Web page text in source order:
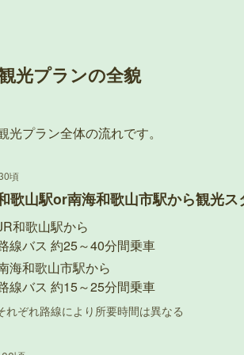
光プランの全貌
光プラン全体の流れです。
頃
歌山駅or南海和歌山市駅から観光ス
和歌山駅から
線バス 約25～40分間乗車
海和歌山市駅から
線バス 約15～25分間乗車
れぞれ路線により所要時間は異なる